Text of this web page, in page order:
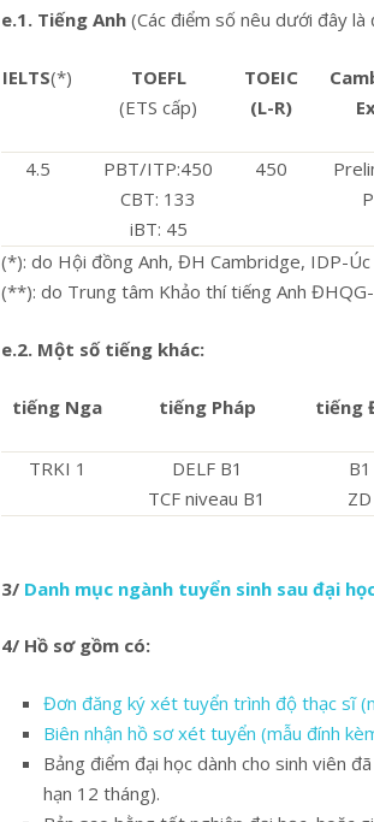
e.1. Tiếng Anh (Các điểm số nêu dưới đây
IELTS(*)
TOEFL
(ETS cấp)
TOEIC
(L-R)
4.5
PBT/ITP:450
CBT: 133
iBT: 45
450
(*): do Hội đồng Anh, ĐH Cambridge, IDP-Úc
(**): do Trung tâm Khảo thí tiếng Anh
e.2. Một số tiếng khác:
tiếng Nga tiếng Pháp tiếng
TRKI 1
DELF B1
TCF niveau B1
B1
ZD
3/ Danh mục ngành tuyển sinh sau đại
4/ Hồ sơ gồm có:
Đơn đăng ký xét tuyển trình độ thạc sĩ
Biên nhận hồ sơ xét tuyển (mẫu đính
Bảng điểm đại học dành cho sinh viên
hạn 12 tháng).